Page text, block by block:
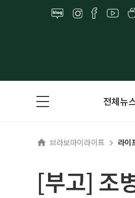
전체뉴
브라보마이라이프 라이
[부고] 조